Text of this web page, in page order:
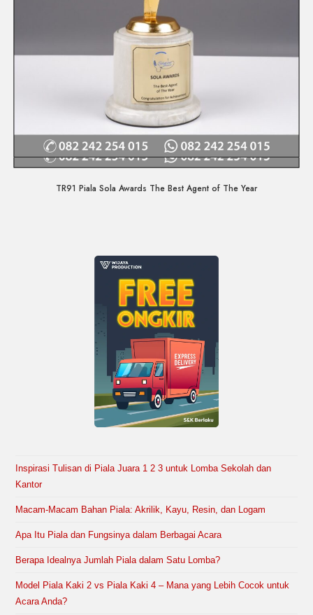
Quick View
TR91 Piala Sola Awards The Best Agent of The Year
Inspirasi Tulisan di Piala Juara 1 2 3 untuk Lomba Sekolah dan
Kantor
Macam-Macam Bahan Piala: Akrilik, Kayu, Resin, dan Logam
Apa Itu Piala dan Fungsinya dalam Berbagai Acara
Berapa Idealnya Jumlah Piala dalam Satu Lomba?
Model Piala Kaki 2 vs Piala Kaki 4 – Mana yang Lebih Cocok untuk
Acara Anda?